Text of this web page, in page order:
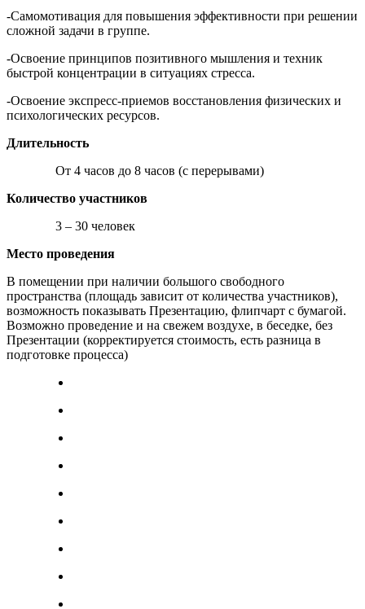
-Самомотивация для повышения эффективности при решении
сложной задачи в группе.
-Освоение принципов позитивного мышления и техник
быстрой концентрации в ситуациях стресса.
-Освоение экспресс-приемов восстановления физических и
психологических ресурсов.
Длительность
От 4 часов до 8 часов (с перерывами)
Количество участников
3 – 30 человек
Место проведения
В помещении при наличии большого свободного
пространства (площадь зависит от количества участников),
возможность показывать Презентацию, флипчарт с бумагой.
Возможно проведение и на свежем воздухе, в беседке, без
Презентации (корректируется стоимость, есть разница в
подготовке процесса)